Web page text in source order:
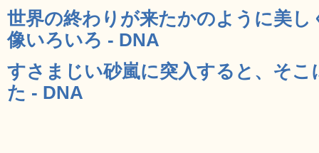
世界の終わりが来たかのように美し
像いろいろ - DNA
すさまじい砂嵐に突入すると、そ
た - DNA